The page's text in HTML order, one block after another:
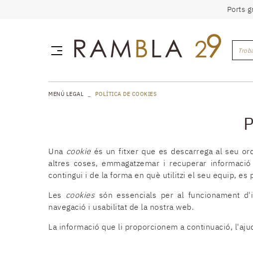
Ports
MENÚ LEGAL POLÍTICA DE COOKIES
Una cookie és un fitxer que es descarrega al seu
altres coses, emmagatzemar i recuperar
contingui i de la forma en què utilitzi el seu equip, es
Les cookies són essencials per al funcionament
navegació i usabilitat de la nostra web.
La informació que li proporcionem a continuació,